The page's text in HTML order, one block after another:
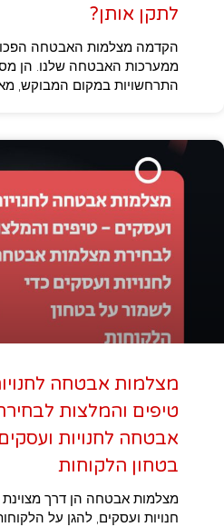
לתקן אותן?
הקדמה מצלמות האבטחה
ממערכות האבטחה שלנו. הן
התרחשויות במקום המבוקש,
מצלמות אבטחה
טיפים והמלצות
אבטחה לחנויות
בטחון הלקוחות
מצלמות אבטחה הן דרך
חנויות ועסקים, להגן על